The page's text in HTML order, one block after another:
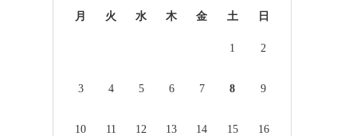
月 火 水 木 金 土 日
1 2
3 4 5 6 7 8 9
10 11 12 13 14 15 16